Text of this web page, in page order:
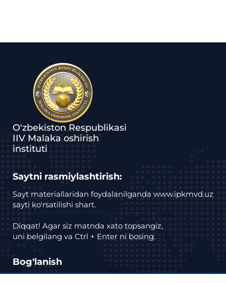
O'zbekiston Respublikasi
IIV Malaka oshirish
instituti
Saytni rasmiylashtirish:
Sayt materiallaridan foydalanilganda www.ipkmvd.uz
sayti ko'rsatilishi shart.
Diqqat! Agar siz matnda xato topsangiz,
uni belgilang va Ctrl + Enter ni bosing.
Bog'lanish